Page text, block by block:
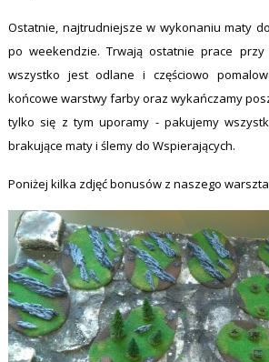
Ostatnie, najtrudniejsze w wykonaniu maty
po weekendzie. Trwają ostatnie prace
wszystko jest odlane i częściowo
końcowe warstwy farby oraz wykańczamy
tylko się z tym uporamy - pakujemy
brakujące maty i ślemy do Wspierających.
Poniżej kilka zdjęć bonusów z naszego